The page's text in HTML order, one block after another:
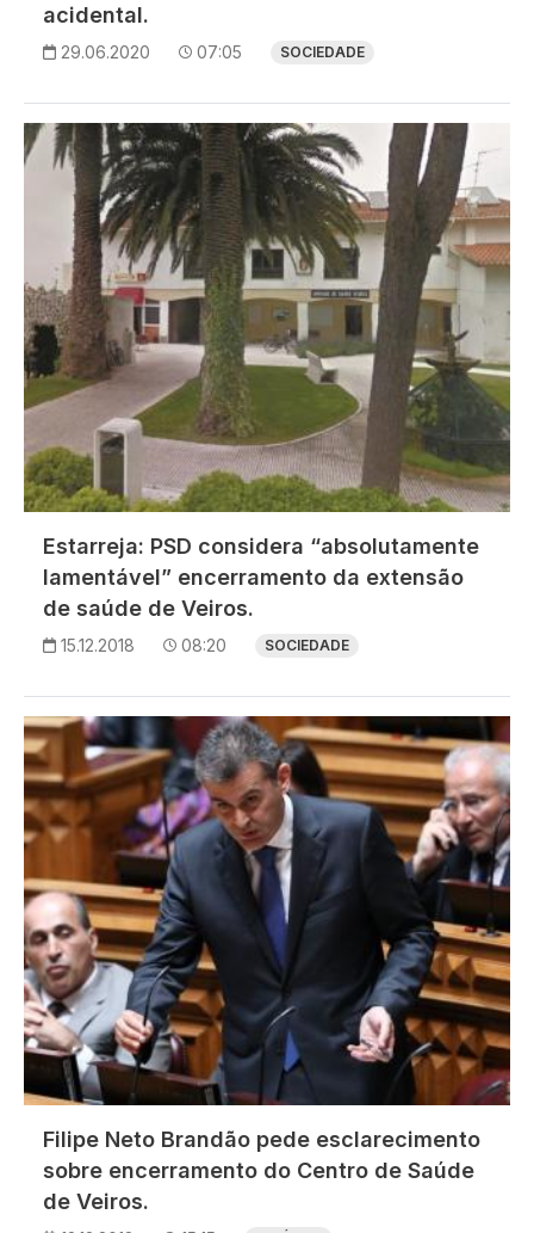
acidental.
29.06.2020 07:05 SOCIEDADE
Imagem
Estarreja: PSD considera “absolutamente
lamentável” encerramento da extensão
de saúde de Veiros.
15.12.2018 08:20 SOCIEDADE
Imagem
Filipe Neto Brandão pede esclarecimento
sobre encerramento do Centro de Saúde
de Veiros.